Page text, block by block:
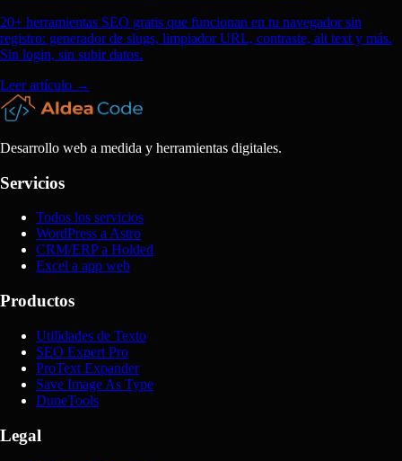
20+ herramientas SEO gratis que funcionan en tu navegador sin
registro: generador de slugs, limpiador URL, contraste, alt text y más.
Sin login, sin subir datos.
Leer artículo →
Desarrollo web a medida y herramientas digitales.
Servicios
Todos los servicios
WordPress a Astro
CRM/ERP a Holded
Excel a app web
Productos
Utilidades de Texto
SEO Expert Pro
ProText Expander
Save Image As Type
DuneTools
Legal